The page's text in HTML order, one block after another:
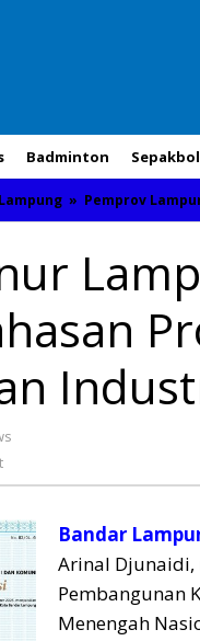
Badminton
» Pemprov
Bandar
Arinal Djunaidi,
Pembangunan
Menengah